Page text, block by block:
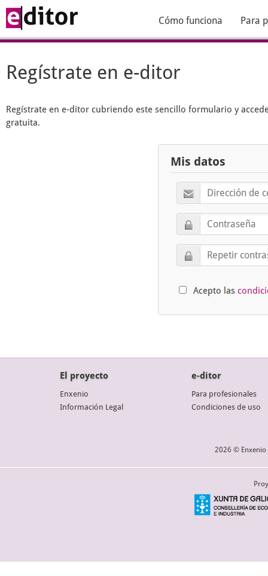
Cómo funciona Para
Regístrate en e-ditor
Regístrate en e-ditor cubriendo este sencillo formulario y
gratuita.
Mis datos
Acepto las
El proyecto
Enxenio
Información Legal
e-ditor
Para profesionales
Condiciones de uso
2026 © Enxenio